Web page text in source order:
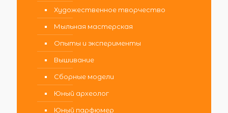
Художественное творчество
Мыльная мастерская
Опыты и эксперименты
Вышивание
Сборные модели
Юный археолог
Юный парфюмер